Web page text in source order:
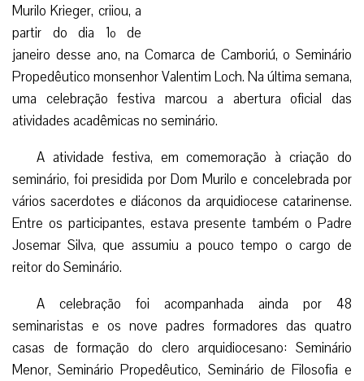
Murilo Krieger, criiou, a
partir do dia 1º de
janeiro desse ano, na Comarca de Camboriú, o Seminário
Propedêutico monsenhor Valentim Loch. Na última semana,
uma celebração festiva marcou a abertura oficial das
atividades acadêmicas no seminário.
A atividade festiva, em comemoração à criação do
seminário, foi presidida por Dom Murilo e concelebrada por
vários sacerdotes e diáconos da arquidiocese catarinense.
Entre os participantes, estava presente também o Padre
Josemar Silva, que assumiu a pouco tempo o cargo de
reitor do Seminário.
A celebração foi acompanhada ainda por 48
seminaristas e os nove padres formadores das quatro
casas de formação do clero arquidiocesano: Seminário
Menor, Seminário Propedêutico, Seminário de Filosofia e